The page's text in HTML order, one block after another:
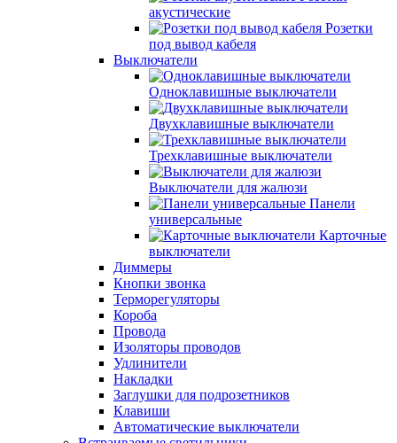
акустические
Розетки
под вывод кабеля
Выключатели
Одноклавишные выключатели
Двухклавишные выключатели
Трехклавишные выключатели
Выключатели для жалюзи
Панели
универсальные
Карточные
выключатели
Диммеры
Кнопки звонка
Терморегуляторы
Короба
Провода
Изоляторы проводов
Удлинители
Накладки
Заглушки для подрозетников
Клавиши
Автоматические выключатели